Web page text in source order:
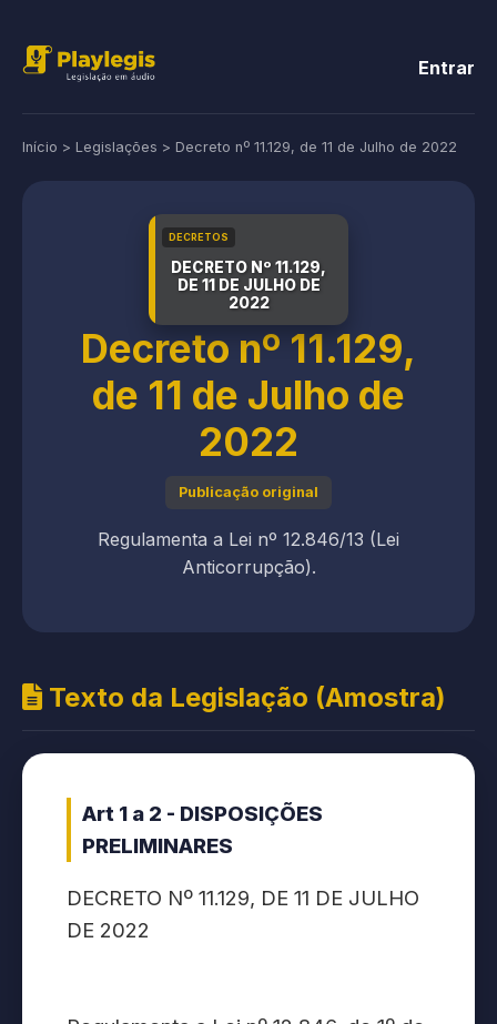
Entrar
Início > Legislações > Decreto nº 11.129, de 11 de Julho de 2022
DECRETOS
DECRETO Nº 11.129,
DE 11 DE JULHO DE
2022
Decreto nº 11.129,
de 11 de Julho de
2022
Publicação original
Regulamenta a Lei nº 12.846/13 (Lei
Anticorrupção).
Texto da Legislação (Amostra)
Art 1 a 2 - DISPOSIÇÕES
PRELIMINARES
DECRETO Nº 11.129, DE 11 DE JULHO
DE 2022